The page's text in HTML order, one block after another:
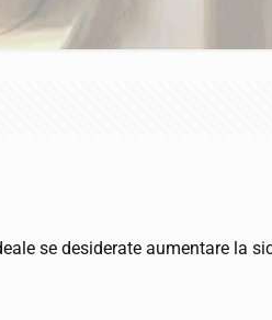
se desiderate aumentare la